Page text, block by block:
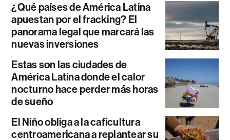
¿Qué países de América Latina
apuestan por el fracking? El
panorama legal que marcará las
nuevas inversiones
Estas son las ciudades de
América Latina donde el calor
nocturno hace perder más horas
de sueño
El Niño obliga a la caficultura
centroamericana a replantear su